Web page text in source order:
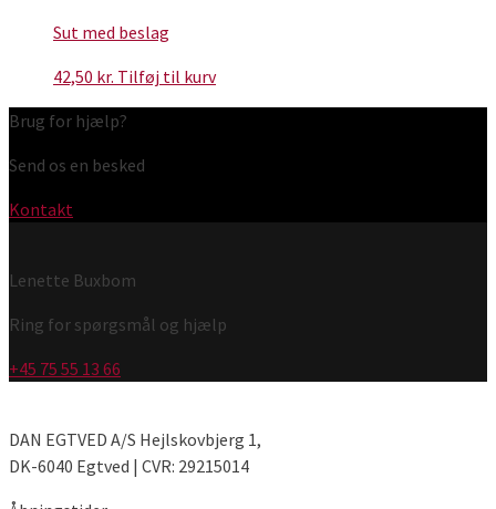
Sut med beslag
42,50 kr. Tilføj til kurv
Brug for hjælp?
Send os en besked
Kontakt
Lenette Buxbom
Ring for spørgsmål og hjælp
+45 75 55 13 66
DAN EGTVED A/S Hejlskovbjerg 1,
DK-6040 Egtved | CVR: 29215014